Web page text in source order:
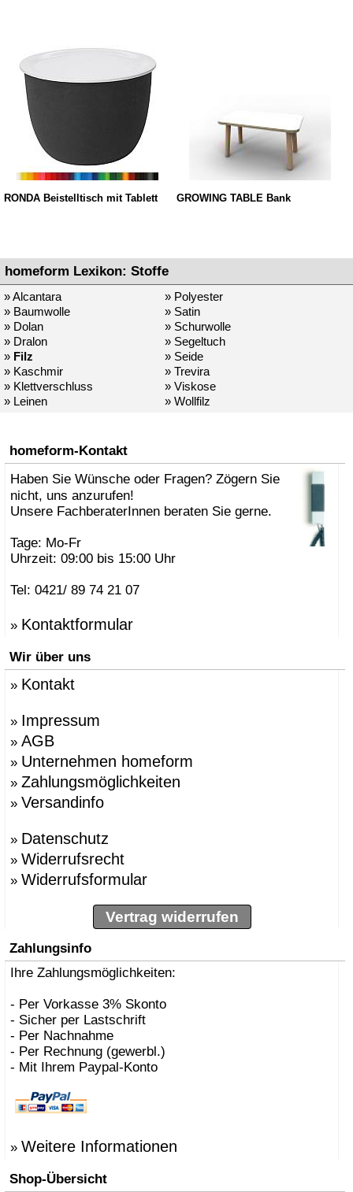
RONDA Beistelltisch mit Tablett GROWING TABLE Bank
homeform Lexikon: Stoffe
» Alcantara
» Baumwolle
» Dolan
» Dralon
» Filz
» Kaschmir
» Klettverschluss
» Leinen
» Polyester
» Satin
» Schurwolle
» Segeltuch
» Seide
» Trevira
» Viskose
» Wollfilz
homeform-Kontakt
Haben Sie Wünsche oder Fragen? Zögern Sie
nicht, uns anzurufen!
Unsere FachberaterInnen beraten Sie gerne.
Tage: Mo-Fr
Uhrzeit: 09:00 bis 15:00 Uhr
Tel: 0421/ 89 74 21 07
» Kontaktformular
Wir über uns
» Kontakt
» Impressum
» AGB
» Unternehmen homeform
» Zahlungsmöglichkeiten
» Versandinfo
» Datenschutz
» Widerrufsrecht
» Widerrufsformular
Vertrag widerrufen
Zahlungsinfo
Ihre Zahlungsmöglichkeiten:
- Per Vorkasse 3% Skonto
- Sicher per Lastschrift
- Per Nachnahme
- Per Rechnung (gewerbl.)
- Mit Ihrem Paypal-Konto
» Weitere Informationen
Shop-Übersicht